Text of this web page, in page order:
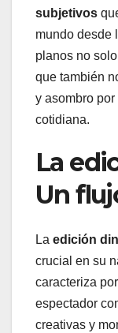
subjetivos
mundo desde
planos no
que también
y asombro
cotidiana.
La
Un
La edición
crucial en su
caracteriza
espectador
creativas y